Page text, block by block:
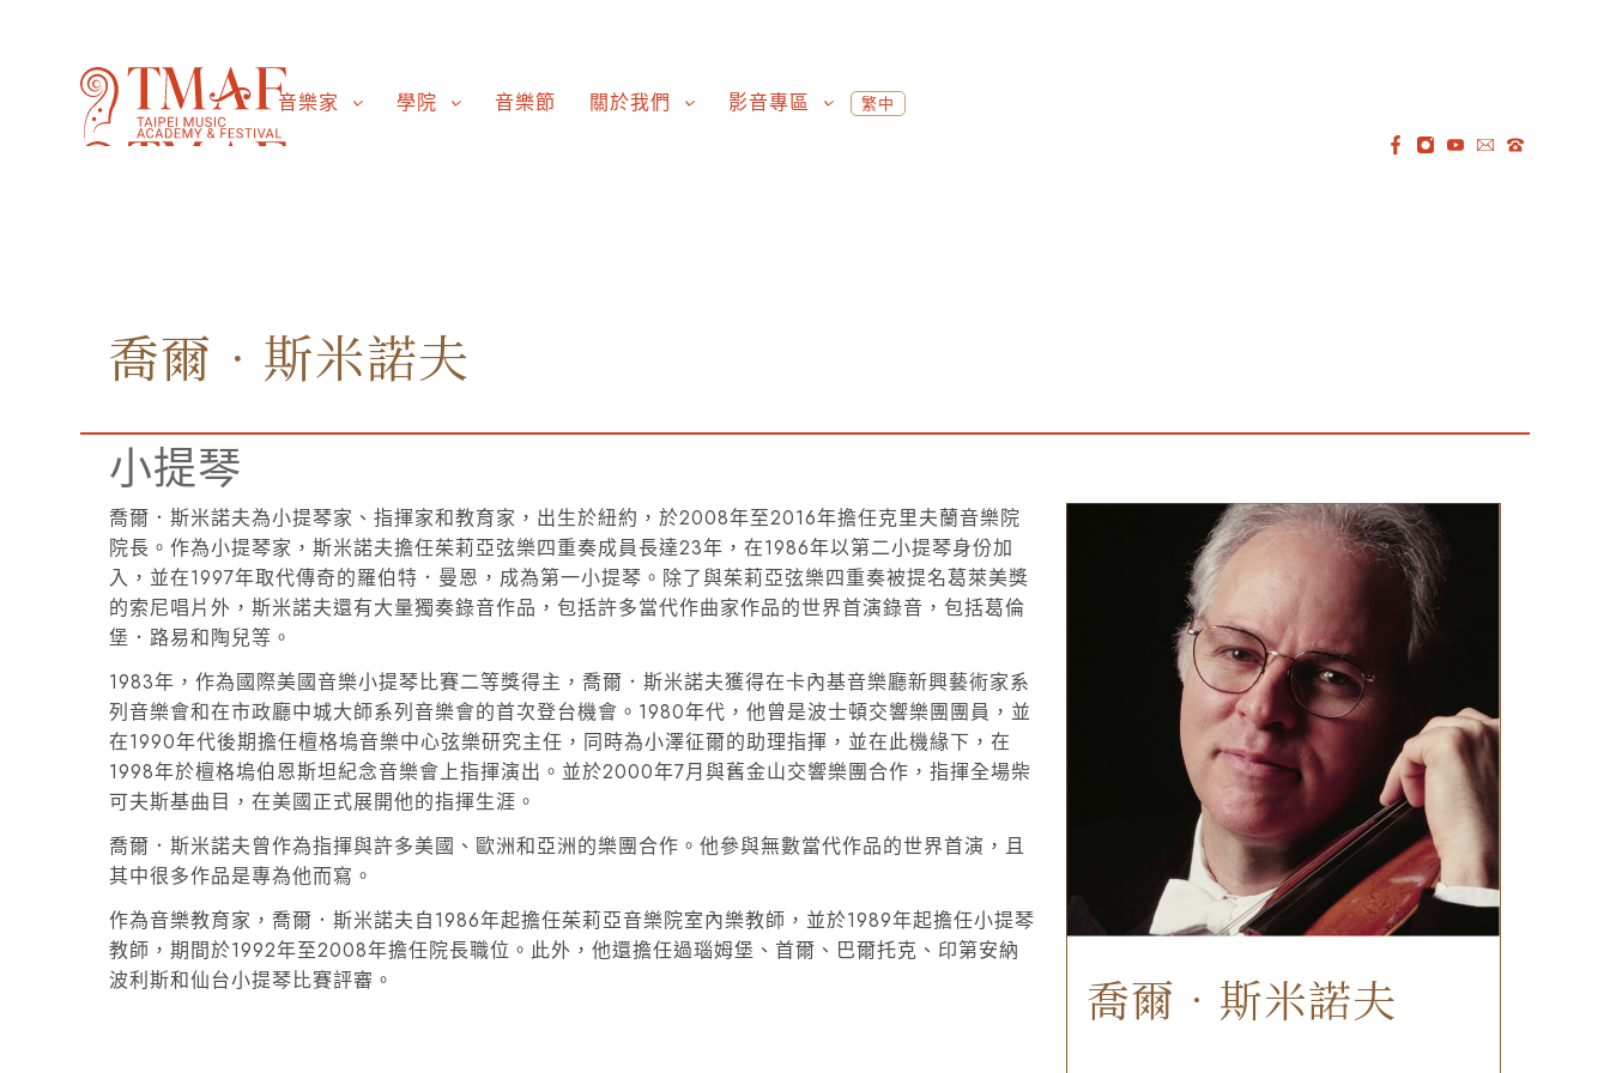
音樂家 學院 音樂節 關於我們 影音專區 繁中
喬爾．斯米諾夫
小提琴
喬爾．斯米諾夫
喬爾．斯米諾夫為小提琴家、指揮家和教育家，出生於紐約，於2008年至2016年擔任克里夫蘭音樂院
院長。作為小提琴家，斯米諾夫擔任茱莉亞弦樂四重奏成員長達23年，在1986年以第二小提琴身份加
入，並在1997年取代傳奇的羅伯特．曼恩，成為第一小提琴。除了與茱莉亞弦樂四重奏被提名葛萊美獎
的索尼唱片外，斯米諾夫還有大量獨奏錄音作品，包括許多當代作曲家作品的世界首演錄音，包括葛倫
堡．路易和陶兒等。
1983年，作為國際美國音樂小提琴比賽二等獎得主，喬爾．斯米諾夫獲得在卡內基音樂廳新興藝術家系
列音樂會和在市政廳中城大師系列音樂會的首次登台機會。1980年代，他曾是波士頓交響樂團團員，並
在1990年代後期擔任檀格塢音樂中心弦樂研究主任，同時為小澤征爾的助理指揮，並在此機緣下，在
1998年於檀格塢伯恩斯坦紀念音樂會上指揮演出。並於2000年7月與舊金山交響樂團合作，指揮全場柴
可夫斯基曲目，在美國正式展開他的指揮生涯。
喬爾．斯米諾夫曾作為指揮與許多美國、歐洲和亞洲的樂團合作。他參與無數當代作品的世界首演，且
其中很多作品是專為他而寫。
作為音樂教育家，喬爾．斯米諾夫自1986年起擔任茱莉亞音樂院室內樂教師，並於1989年起擔任小提琴
教師，期間於1992年至2008年擔任院長職位。此外，他還擔任過瑙姆堡、首爾、巴爾托克、印第安納
波利斯和仙台小提琴比賽評審。